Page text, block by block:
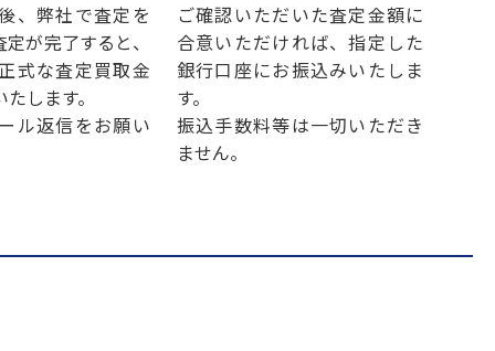
、弊社で査定を
が完了すると、
式な査定買取金
します。
ル返信をお願い
ご確認いただいた査定金額に
合意いただければ、指定した
銀行口座にお振込みいたしま
す。
振込手数料等は一切いただき
ません。